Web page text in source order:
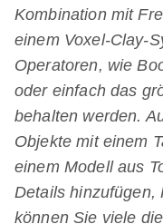
Kombination mit
einem Voxel-Clay-
Operatoren, wie
oder einfach das
behalten werden.
Objekte mit einem
einem Modell aus
Details hinzufügen,
können Sie viele